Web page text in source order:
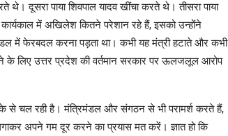
थे। दूसरा पाया शिवपाल यादव खींचा करते थे। तीसरा पाया
में अखिलेश कितने परेशान रहे हैं, इसको उन्होंने
में फेरबदल करना पड़ता था। कभी यह मंत्री हटाते और कभी
लिए उत्तर प्रदेश की वर्तमान सरकार पर ऊलजलूल आरोप
से चल रही है। मंत्रिमंडल और संगठन से भी परामर्श करते हैं,
अपने गम दूर करने का प्रयास मत करें। ज्ञात हो कि